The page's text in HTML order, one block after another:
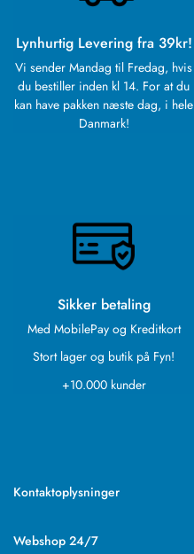
Lynhurtig Levering fra 39kr!
Vi sender Mandag til Fredag, hvis
du bestiller inden kl 14. For at du
kan have pakken næste dag, i hele
Danmark!
Sikker betaling
Med MobilePay og Kreditkort
Stort lager og butik på Fyn!
+10.000 kunder
Kontaktoplysninger
Rebslagervej 6
Webshop 24/7